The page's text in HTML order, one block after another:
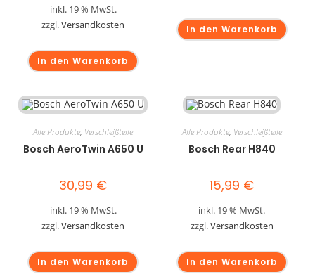
inkl. 19 % MwSt.
zzgl.Versandkosten
In den Warenkorb
In den Warenkorb
Alle Produkte, Verschleißteile
Bosch AeroTwin A650 U
30,99 €
inkl. 19 % MwSt.
zzgl.Versandkosten
In den Warenkorb
Alle Produkte, Verschleißteile
Bosch Rear H840
15,99 €
inkl. 19 % MwSt.
zzgl.Versandkosten
In den Warenkorb